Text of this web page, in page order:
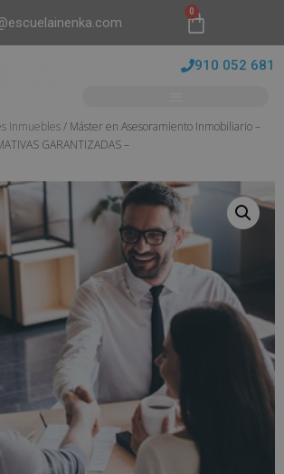
0
910 052 681
Inmuebles/ Máster en Asesoramiento Inmobiliario –
GARANTIZADAS –